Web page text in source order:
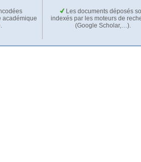
académique
Les documents déposés
indexés par les moteurs de
(Google Scholar,…).